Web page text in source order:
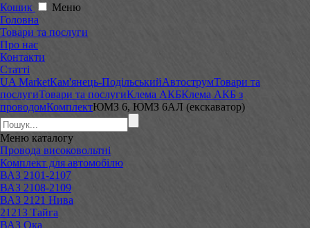
Кошик
Меню
Головна
Товари та послуги
Про нас
Контакти
Статті
UA MarketКам'янець-ПодільськийАвтострумТовари та
послугиТовари та послугиКлема АКБКлема АКБ з
проводомКомплектЮМЗ 6, ЮМЗ 6АЛ (екскаватор)
Меню каталогу
Провода високовольтні
Комплект для автомобілю
ВАЗ 2101-2107
ВАЗ 2108-2109
ВАЗ 2121 Нива
21213 Тайга
ВАЗ Ока